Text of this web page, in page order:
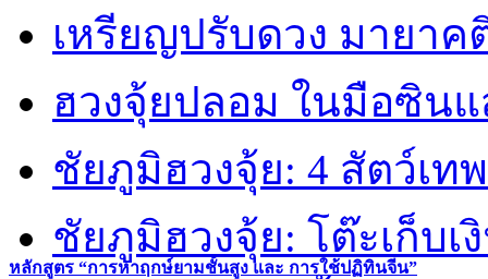
หลักสูตร “การหาฤกษ์ยามชั้นสูง และ การใช้ปฏิทินจีน”
เหรียญปรับดวง มายา
ฮวงจุ้ยปลอม ในมือซิน
ชัยภูมิฮวงจุ้ย: 4 สัตว์เทพ
ชัยภูมิฮวงจุ้ย: โต๊ะเก็บเ